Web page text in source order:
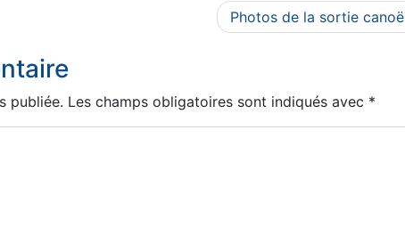
Photos de la sortie canoë
publiée. Les champs obligatoires sont indiqués avec *